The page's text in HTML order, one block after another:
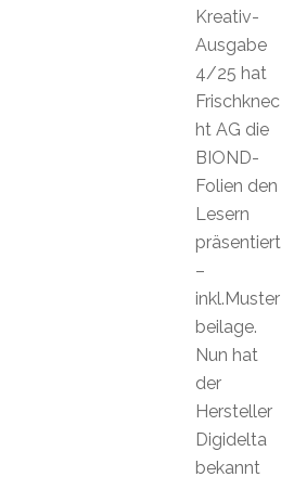
Kreativ-
Ausgabe
4/25 hat
Frischknec
ht AG die
BIOND-
Folien den
Lesern
präsentiert
–
inkl.Muster
beilage.
Nun hat
der
Hersteller
Digidelta
bekannt